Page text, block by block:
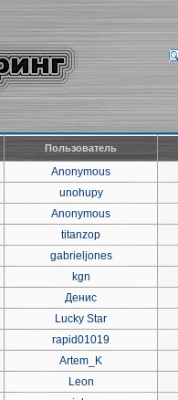
Пользователь
Anonymous
unohupy
Anonymous
titanzop
gabrieljones
kgn
Денис
Lucky Star
rapid01019
Artem_K
Leon